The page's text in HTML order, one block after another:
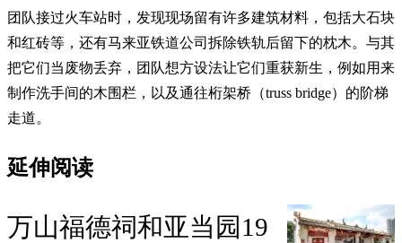
团队接过火车站时，发现现场留有许多建筑材料，包括大石块
和红砖等，还有马来亚铁道公司拆除铁轨后留下的枕木。与其
把它们当废物丢弃，团队想方设法让它们重获新生，例如用来
制作洗手间的木围栏，以及通往桁架桥（truss bridge）的阶梯
走道。
延伸阅读
万山福德祠和亚当园19